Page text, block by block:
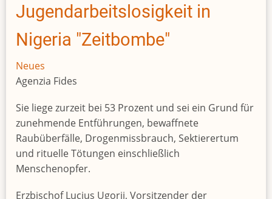
Jugendarbeitslosigkeit in
Nigeria "Zeitbombe"
Neues
Agenzia Fides
Sie liege zurzeit bei 53 Prozent und sei ein Grund für
zunehmende Entführungen, bewaffnete
Raubüberfälle, Drogenmissbrauch, Sektierertum
und rituelle Tötungen einschließlich
Menschenopfer.
Erzbischof Lucius Ugorji, Vorsitzender der